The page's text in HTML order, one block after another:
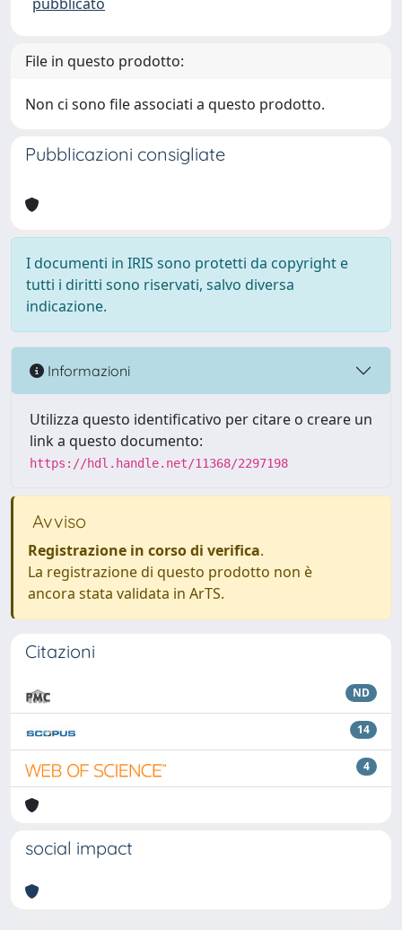
File in questo prodotto:
Non ci sono file associati a questo prodotto.
Pubblicazioni consigliate
I documenti in IRIS sono protetti da copyright e
tutti i diritti sono riservati, salvo diversa
indicazione.
Informazioni
Utilizza questo identificativo per citare o creare un
link a questo documento:
https://hdl.handle.net/11368/2297198
Avviso
Registrazione in corso di verifica.
La registrazione di questo prodotto non è
ancora stata validata in ArTS.
Citazioni
ND
14
4
social impact